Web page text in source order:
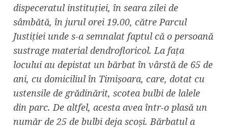
dispeceratul instituției, în seara zilei de
sâmbătă, în jurul orei 19.00, către Parcul
Justiției unde s-a semnalat faptul că o persoană
sustrage material dendrofloricol. La fața
locului au depistat un bărbat în vârstă de 65 de
ani, cu domiciliul în Timișoara, care, dotat cu
ustensile de grădinărit, scotea bulbi de lalele
din parc. De altfel, acesta avea într-o plasă un
număr de 25 de bulbi deja scoși. Bărbatul a